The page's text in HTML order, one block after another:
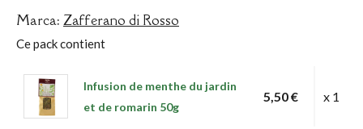
Marca: Zafferano di Rosso
Ce pack contient
Infusion de menthe du jardin
et de romarin 50g
5,50 € x 1